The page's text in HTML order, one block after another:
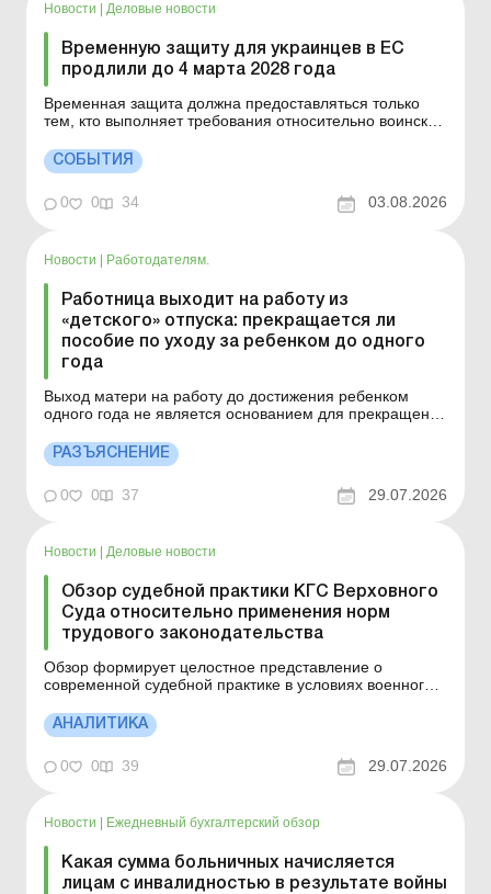
Новости Деловые новости
Временную защиту для украинцев в ЕС
продлили до 4 марта 2028 года
Временная защита должна предоставляться только
тем, кто выполняет требования относительно воинской
распространяться на украинцев, уже пользующихся
временной защитой в странах Европейского Союза.
предприятия...
СОБЫТИЯ
0 0 34 03.08.2026
Новости | Работодателям.
Работница выходит на работу из
«детского» отпуска: прекращается ли
пособие по уходу за ребенком до одного
года
Выход матери на работу до достижения ребенком
одного года не является основанием для прекращения
работнице компенсацию за дополнительный отпуск на
детей за те годы, когда она не работала?
Дополнительный социальный отпуск отцу двух детей от
разных мат...
РАЗЪЯСНЕНИЕ
0 0 37 29.07.2026
Новости | Деловые новости
Обзор судебной практики КГС Верховного
Суда относительно применения норм
трудового законодательства
Обзор формирует целостное представление о
современной судебной практике в условиях военного
одинакового, последовательного правоприменения в
трудовых спорах. Больше по теме: Приостановление
действия трудового договора: что изменится с
14.03.2026? Может...
АНАЛИТИКА
0 0 39 29.07.2026
Новости Ежедневный бухгалтерский обзор
Какая сумма больничных начисляется
лицам с инвалидностью в результате войны